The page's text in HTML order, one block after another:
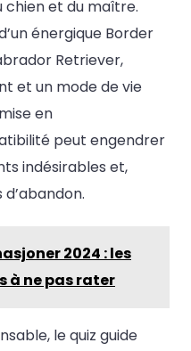
et du maître.
énergique Border
Retriever,
et un mode de vie
en
peut engendrer
indésirables et,
2024 : les
à ne pas rater
le quiz guide